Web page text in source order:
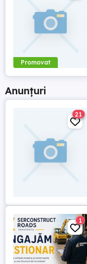
Promovat
Anunțuri
21
1